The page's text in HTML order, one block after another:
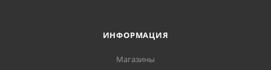
ИНФОРМАЦИЯ
Магазины